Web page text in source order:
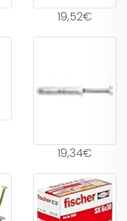
19,52€
19,34€